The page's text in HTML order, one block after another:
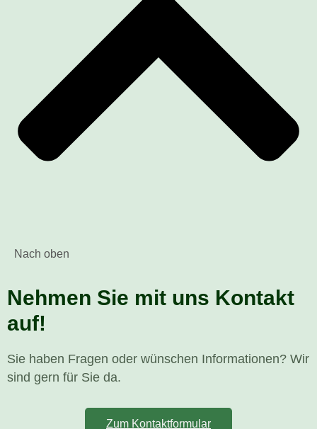
Nach oben
Nehmen Sie mit uns Kontakt
auf!
Sie haben Fragen oder wünschen Informationen? Wir
sind gern für Sie da.
Zum Kontaktformular